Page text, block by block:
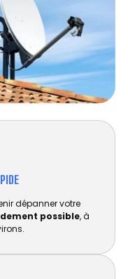
dépanner votre
possible, à